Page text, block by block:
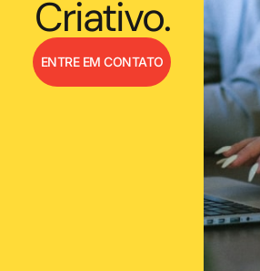
Criativo.
ENTRE EM CONTATO